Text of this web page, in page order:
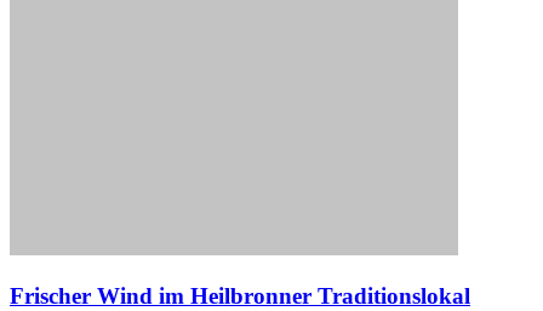
Frischer Wind im Heilbronner Traditionslokal